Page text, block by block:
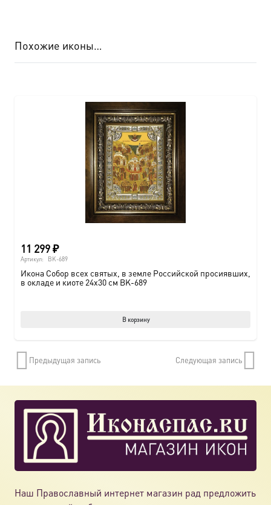
Похожие иконы…
11 299₽
Артикул: BK-689
Икона Собор всех святых, в земле Российской просиявших,
в окладе и киоте 24х30 см BK-689
В корзину
Предыдущая запись Следующая запись
Наш Православный интернет магазин рад предложить